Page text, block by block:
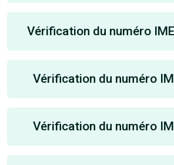
Vérification du numéro
Vérification du numéro
Vérification du numéro